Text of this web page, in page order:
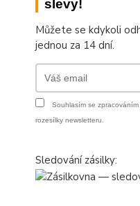
slevy!
Můžete se kdykoli
jednou za 14 dní.
Souhlasím se
rozesílky newsletteru.
Sledování zásilky: